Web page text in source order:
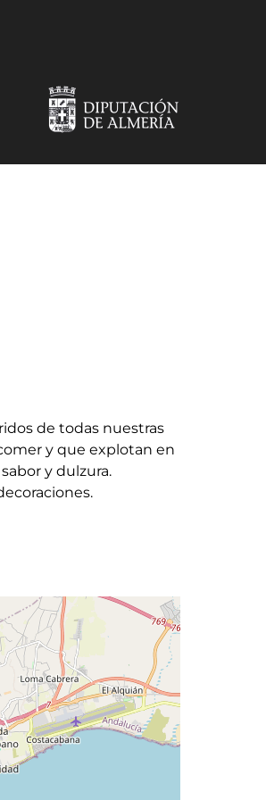
de todas nuestras
y que explotan en
y dulzura.